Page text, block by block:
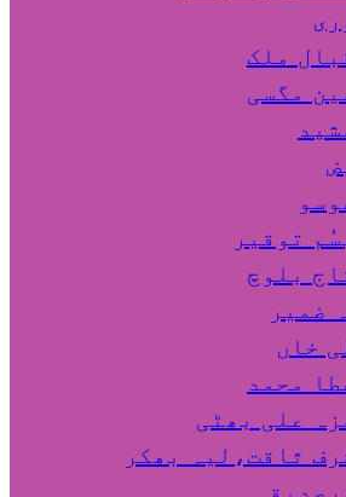
ملک
مگسی
توقیر
بلوچ
ضمیر
خاں
محمد
علی بھٹی
ثاقت،لیہ بھکر